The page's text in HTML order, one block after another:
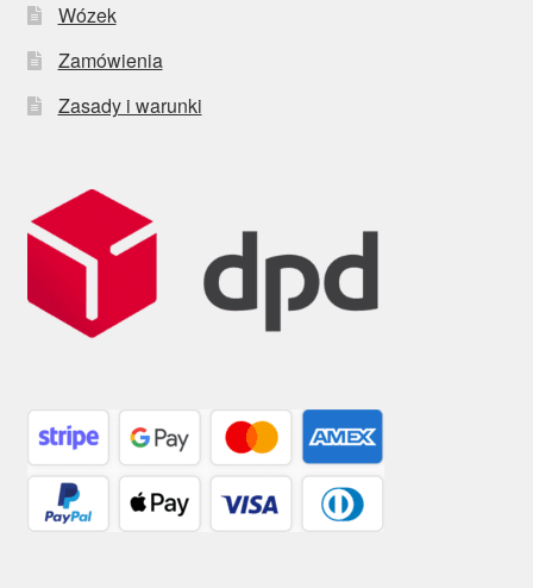
Wózek
Zamówienia
Zasady i warunki